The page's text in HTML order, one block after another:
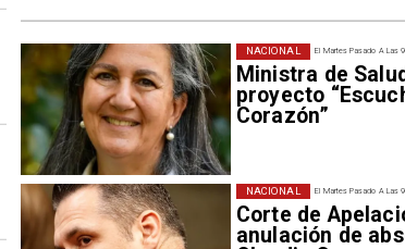
El Martes Pasado A Las
Ministra de
proyecto
Corazón”
NACIONAL
El Martes Pasado A Las
Corte de
anulación de
NACIONAL